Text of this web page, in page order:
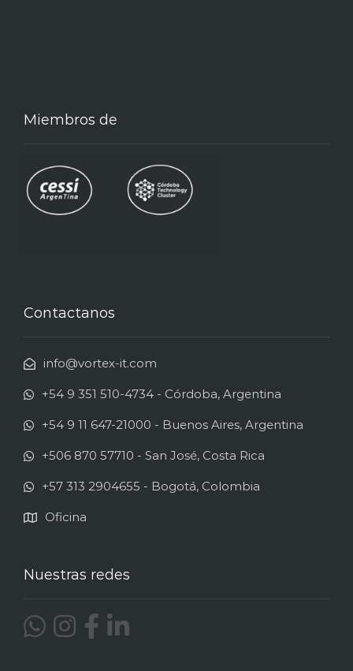
Miembros de
Contactanos
info@vortex-it.com
+54 9 351 510-4734 - Córdoba, Argentina
+54 9 11 647-21000 - Buenos Aires, Argentina
+506 870 57710 - San José, Costa Rica
+57 313 2904655 - Bogotá, Colombia
Oficina
Nuestras redes